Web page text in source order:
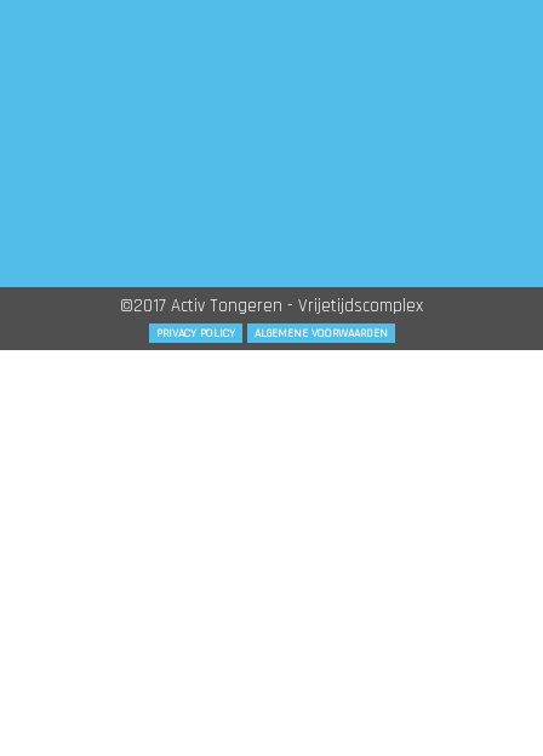
©2017 Activ Tongeren - Vrijetijdscomplex
PRIVACY POLICY ALGEMENE VOORWAARDEN